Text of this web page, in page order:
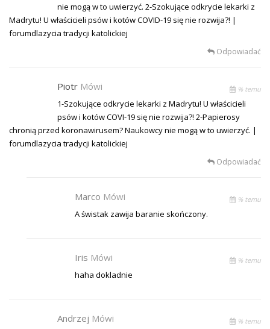
nie mogą w to uwierzyć. 2-Szokujące odkrycie lekarki z
Madrytu! U właścicieli psów i kotów COVID-19 się nie rozwija?! |
forumdlazycia tradycji katolickiej
Odpowiadać
Piotr Mówi % temu
1-Szokujące odkrycie lekarki z Madrytu! U właścicieli
psów i kotów COVI-19 się nie rozwija?! 2-Papierosy
chronią przed koronawirusem? Naukowcy nie mogą w to uwierzyć. |
forumdlazycia tradycji katolickiej
Odpowiadać
Marco Mówi % temu
A świstak zawija baranie skończony.
Iris Mówi % temu
haha dokladnie
Andrzej Mówi % temu